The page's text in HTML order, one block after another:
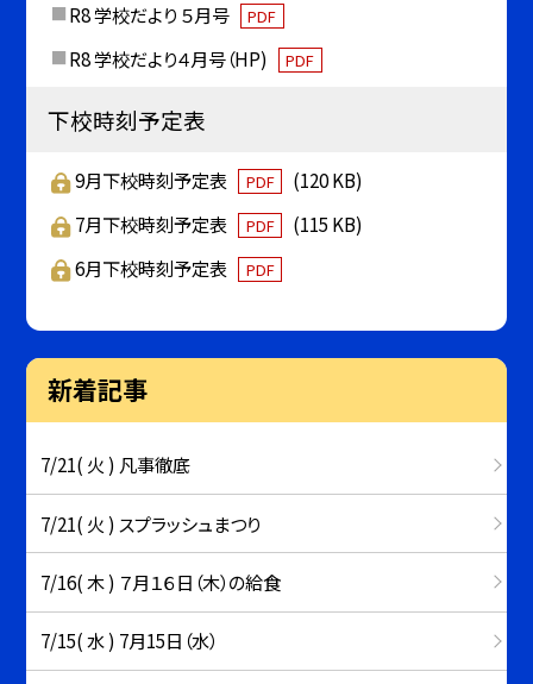
R8 学校だより ５月号
PDF
R8 学校だより４月号（HP) PDF
下校時刻予定表
9月下校時刻予定表 PDF
(120 KB)
7月下校時刻予定表
PDF
(115 KB)
6月下校時刻予定表
PDF
新着記事
7/21( 火 ) 凡事徹底
7/21( 火 ) スプラッシュまつり
7/16( 木 ) ７月１６日（木）の給食
7/15( 水 ) 7月15日（水）